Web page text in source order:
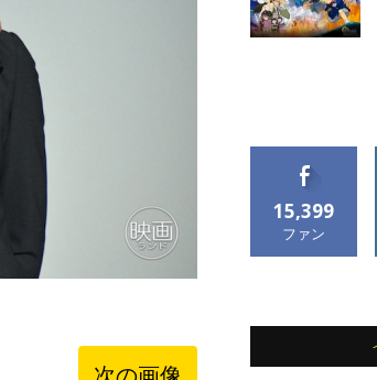
15,399
ファン